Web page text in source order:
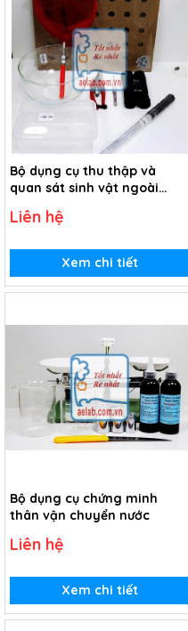
Bộ dụng cụ thu thập và
quan sát sinh vật ngoài
Liên hệ
Xem chi tiết
Bộ dụng cụ chứng minh
thân vận chuyển nước
Liên hệ
Xem chi tiết